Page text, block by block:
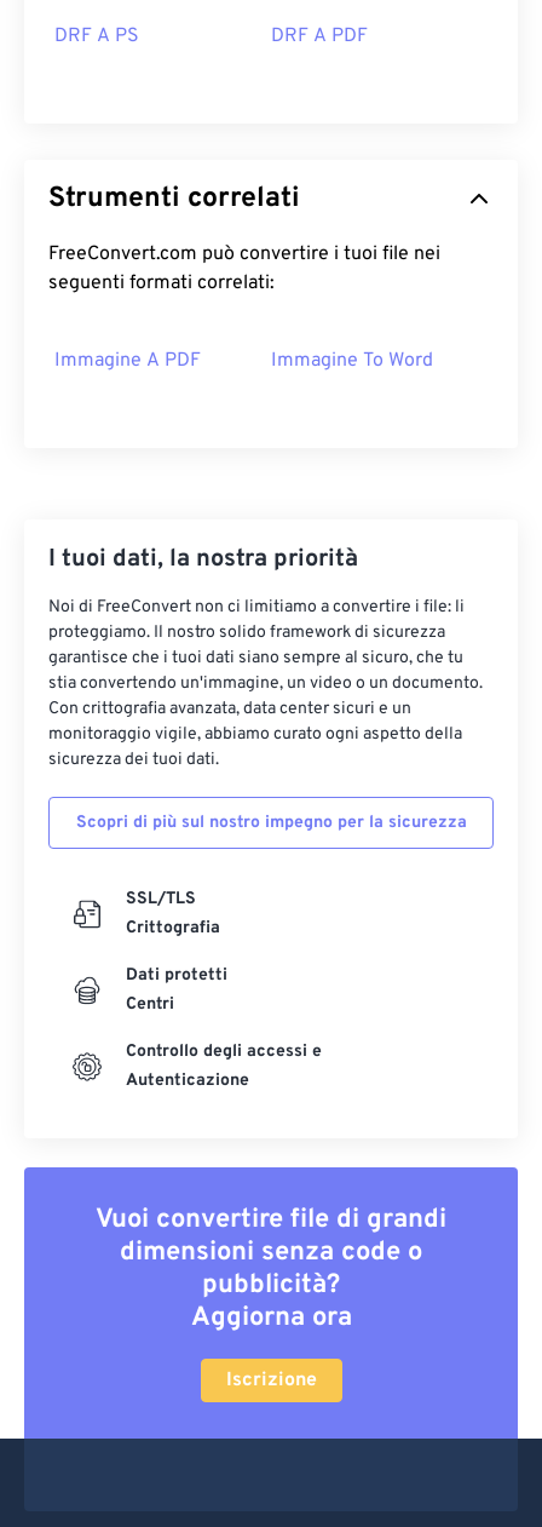
DRF A PS DRF A PDF
Strumenti correlati
FreeConvert.com può convertire i tuoi file nei
seguenti formati correlati:
Immagine A PDF Immagine To Word
I tuoi dati, la nostra priorità
Noi di FreeConvert non ci limitiamo a convertire i file: li
proteggiamo. Il nostro solido framework di sicurezza
garantisce che i tuoi dati siano sempre al sicuro, che tu
stia convertendo un'immagine, un video o un documento.
Con crittografia avanzata, data center sicuri e un
monitoraggio vigile, abbiamo curato ogni aspetto della
sicurezza dei tuoi dati.
Scopri di più sul nostro impegno per la sicurezza
SSL/TLS
Crittografia
Dati protetti
Centri
Controllo degli accessi e
Autenticazione
Vuoi convertire file di grandi
dimensioni senza code o
pubblicità?
Aggiorna ora
Iscrizione